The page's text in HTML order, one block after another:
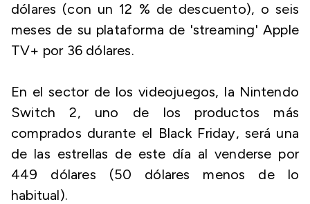
dólares (con un 12 % de descuento), o seis
meses de su plataforma de 'streaming' Apple
TV+ por 36 dólares.
En el sector de los videojuegos, la Nintendo
Switch 2, uno de los productos más
comprados durante el Black Friday, será una
de las estrellas de este día al venderse por
449 dólares (50 dólares menos de lo
habitual).